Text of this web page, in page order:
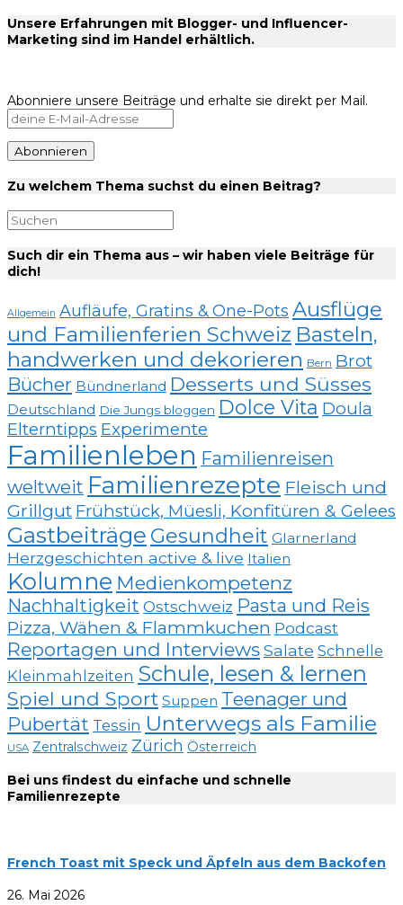
Unsere Erfahrungen mit Blogger- und Influencer-
Marketing sind im Handel erhältlich.
Abonniere unsere Beiträge und erhalte sie direkt per Mail.
Zu welchem Thema suchst du einen Beitrag?
Such dir ein Thema aus – wir haben viele Beiträge für
dich!
Allgemein Aufläufe, Gratins & One-Pots Ausflüge
und Familienferien Schweiz Basteln,
handwerken und dekorieren Bern Brot
Bücher Bündnerland Desserts und Süsses
Deutschland Die Jungs bloggen Dolce Vita Doula
Elterntipps Experimente
Familienleben Familienreisen
weltweit Familienrezepte Fleisch und
Grillgut Frühstück, Müesli, Konfitüren & Gelees
Gastbeiträge Gesundheit Glarnerland
Herzgeschichten active & live Italien
Kolumne Medienkompetenz
Nachhaltigkeit Ostschweiz Pasta und Reis
Pizza, Wähen & Flammkuchen Podcast
Reportagen und InterviewsSalate Schnelle
Kleinmahlzeiten Schule, lesen & lernen
Spiel und Sport Suppen Teenager und
Pubertät Tessin Unterwegs als Familie
USA Zentralschweiz Zürich Österreich
Bei uns findest du einfache und schnelle
Familienrezepte
French Toast mit Speck und Äpfeln aus dem Backofen
26. Mai 2026